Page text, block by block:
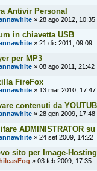
Antivir Personal
» 28 ago 2012, 10:35
in chiavetta USB
» 21 dic 2011, 09:09
per MP3
» 08 ago 2011, 21:42
FireFox
» 13 mar 2010, 17:47
contenuti da
» 28 gen 2009, 17:48
ADMINISTRATOR
» 24 set 2009, 14:22
sito per Image-Hosting
» 03 feb 2009, 17:35